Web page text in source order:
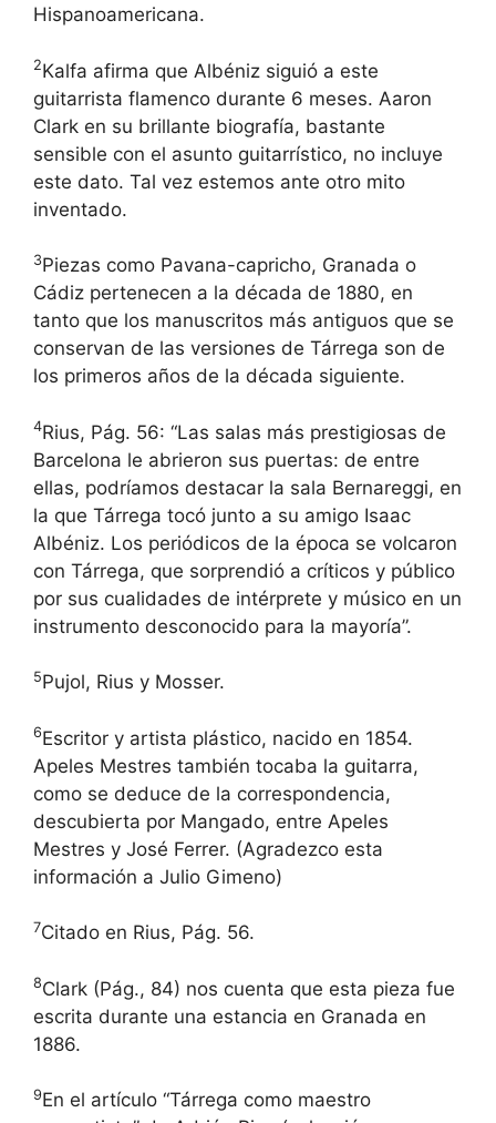
Hispanoamericana.
2Kalfa afirma que Albéniz siguió a este
guitarrista flamenco durante 6 meses. Aaron
Clark en su brillante biografía, bastante
sensible con el asunto guitarrístico, no incluye
este dato. Tal vez estemos ante otro mito
inventado.
3Piezas como Pavana-capricho, Granada o
Cádiz pertenecen a la década de 1880, en
tanto que los manuscritos más antiguos que se
conservan de las versiones de Tárrega son de
los primeros años de la década siguiente.
4Rius, Pág. 56: “Las salas más prestigiosas de
Barcelona le abrieron sus puertas: de entre
ellas, podríamos destacar la sala Bernareggi, en
la que Tárrega tocó junto a su amigo Isaac
Albéniz. Los periódicos de la época se volcaron
con Tárrega, que sorprendió a críticos y público
por sus cualidades de intérprete y músico en un
instrumento desconocido para la mayoría”.
5Pujol, Rius y Mosser.
6Escritor y artista plástico, nacido en 1854.
Apeles Mestres también tocaba la guitarra,
como se deduce de la correspondencia,
descubierta por Mangado, entre Apeles
Mestres y José Ferrer. (Agradezco esta
información a Julio Gimeno)
7Citado en Rius, Pág. 56.
8Clark (Pág., 84) nos cuenta que esta pieza fue
escrita durante una estancia en Granada en
1886.
9En el artículo “Tárrega como maestro